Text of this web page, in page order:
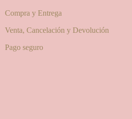
Compra y Entrega
Venta, Cancelación y Devolución
Pago seguro